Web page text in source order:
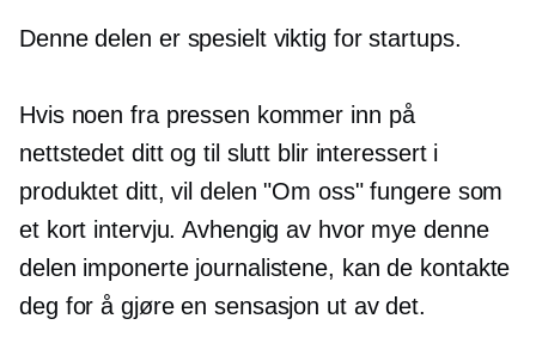
Denne delen er spesielt viktig for startups.
Hvis noen fra pressen kommer inn på
nettstedet ditt og til slutt blir interessert i
produktet ditt, vil delen "Om oss" fungere som
et kort intervju. Avhengig av hvor mye denne
delen imponerte journalistene, kan de kontakte
deg for å gjøre en sensasjon ut av det.